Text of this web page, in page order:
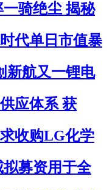
一骑绝尘 揭秘
代单日市值暴
新航又一锂电
应体系 获
收购LG化学
募资用于全